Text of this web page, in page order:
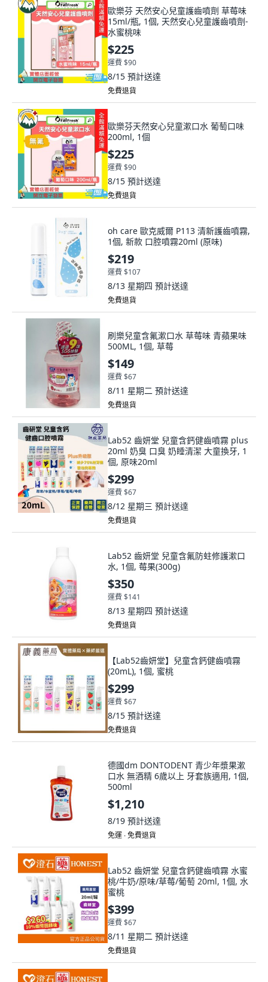
歐樂芬 天然安心兒童護齒噴劑 草莓味
15ml/瓶, 1個, 天然安心兒童護齒噴劑-
水蜜桃味
$225
運費 $90
8/15 預計送達
免費退貨
歐樂芬天然安心兒童漱口水 葡萄口味
200ml, 1個
$225
運費 $90
8/15 預計送達
免費退貨
oh care 歐克威爾 P113 清新護齒噴霧,
1個, 新款 口腔噴霧20ml (原味)
$219
運費 $107
8/13 星期四 預計送達
免費退貨
刷樂兒童含氟漱口水 草莓味 青蘋果味
500ML, 1個, 草莓
$149
運費 $67
8/11 星期二 預計送達
免費退貨
Lab52 齒妍堂 兒童含鈣健齒噴霧 plus
20ml 奶臭 口臭 奶睡清潔 大童換牙, 1
個, 原味20ml
$299
運費 $67
8/12 星期三 預計送達
免費退貨
Lab52 齒妍堂 兒童含氟防蛀修護漱口
水, 1個, 莓果(300g)
$350
運費 $141
8/13 星期四 預計送達
免費退貨
【Lab52齒妍堂】兒童含鈣健齒噴霧
(20mL), 1個, 蜜桃
$299
運費 $67
8/15 預計送達
免費退貨
德國dm DONTODENT 青少年漿果漱
口水 無酒精 6歲以上 牙套族適用, 1個,
500ml
$1,210
8/19 預計送達
免運 ∙ 免費退貨
Lab52 齒妍堂 兒童含鈣健齒噴霧 水蜜
桃/牛奶/原味/草莓/葡萄 20ml, 1個, 水
蜜桃
$399
運費 $67
8/11 星期二 預計送達
免費退貨